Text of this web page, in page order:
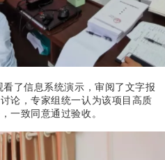
了信息系统演示，审阅了文字报
论，专家组统一认为该项目高质
一致同意通过验收。